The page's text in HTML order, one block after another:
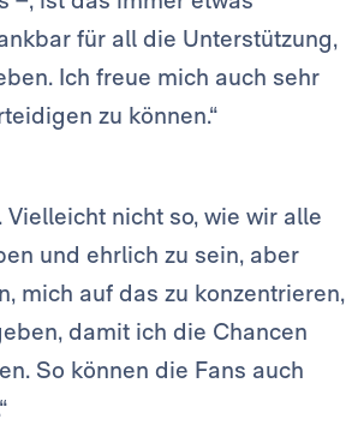
für all die Unterstützung,
Ich freue mich auch sehr
zu können.“
nicht so, wie wir alle
und ehrlich zu sein, aber
mich auf das zu konzentrieren,
damit ich die Chancen
So können die Fans auch